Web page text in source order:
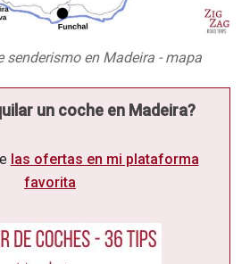
senderismo en Madeira - mapa
un coche en Madeira?
las ofertas en mi plataforma
favorita